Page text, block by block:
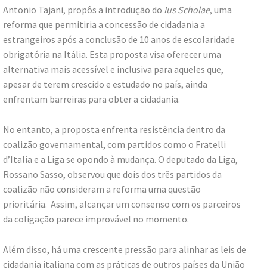
Antonio Tajani, propôs a introdução do Ius Scholae, uma
reforma que permitiria a concessão de cidadania a
estrangeiros após a conclusão de 10 anos de escolaridade
obrigatória na Itália. Esta proposta visa oferecer uma
alternativa mais acessível e inclusiva para aqueles que,
apesar de terem crescido e estudado no país, ainda
enfrentam barreiras para obter a cidadania.
No entanto, a proposta enfrenta resistência dentro da
coalizão governamental, com partidos como o Fratelli
d’Italia e a Liga se opondo à mudança. O deputado da Liga,
Rossano Sasso, observou que dois dos três partidos da
coalizão não consideram a reforma uma questão
prioritária. Assim, alcançar um consenso com os parceiros
da coligação parece improvável no momento.
Além disso, há uma crescente pressão para alinhar as leis de
cidadania italiana com as práticas de outros países da União